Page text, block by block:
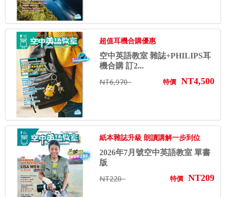
超值耳機合購優惠
空中英語教室 雜誌+PHILIPS耳
機合購 訂2...
NT6,970 特價 NT4,500
紙本雜誌升級 朗讀講解一步到位
2026年7月號空中英語教室 單書
版
NT220 特價 NT209